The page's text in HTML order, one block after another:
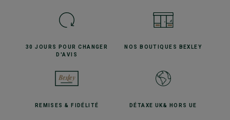
30 JOURS POURCHANGER
D'AVIS
NOS BOUTIQUES BEXLEY
REMISES& FIDÉLITÉ DÉTAXE UK& HORS UE